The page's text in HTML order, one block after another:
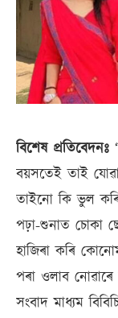
বিশেষ প্ৰতিবেদনঃ
বয়সতেই তাই
তাইনো কি ভুল
পঢ়া-শুনাত চোকা
হাজিৰা কৰি
পৰা ওলাব নোৱাৰে
সংবাদ মাধ্যম